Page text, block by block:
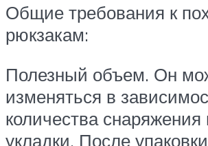
Общие требования к
рюкзакам:
Полезный объем. Он
изменяться в
количества снаряжения
укладки. После